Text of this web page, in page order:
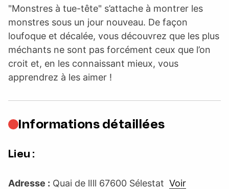
"Monstres à tue-tête" s’attache à montrer les
monstres sous un jour nouveau. De façon
loufoque et décalée, vous découvrez que les plus
méchants ne sont pas forcément ceux que l’on
croit et, en les connaissant mieux, vous
apprendrez à les aimer !
Informations détaillées
Lieu :
Adresse : Quai de lIll 67600 Sélestat Voir